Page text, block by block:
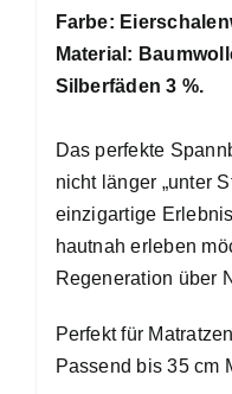
Farbe:
Material:
Silberfäden 3 %.
Das perfekte
nicht länger „unter
einzigartige
hautnah erleben
Regeneration über
Perfekt für
Passend bis 35 cm